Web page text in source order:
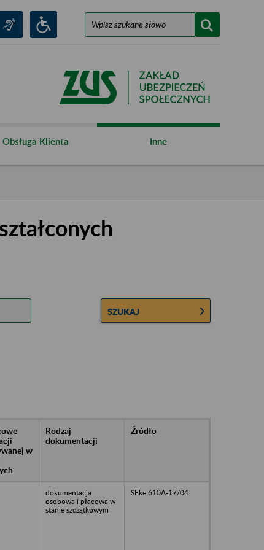
Obsługa Klienta Inne
SZUKAJ
w
Rodzaj
dokumentacji
Źródło
dokumentacja
osobowa i płacowa w
stanie szczątkowym
SEke 610A-17/04